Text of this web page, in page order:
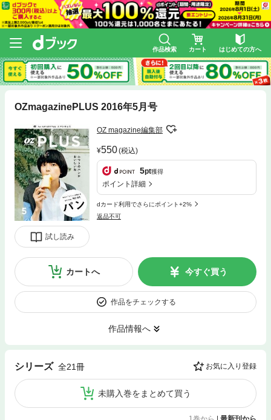
作品検索 カート はじめての方へ
OZmagazinePLUS 2016年5月号
試し読み
OZ magazine編集部
550(税込)
5pt獲得
ポイント詳細
dカード利用でさらにポイント+2%
返品不可
カートへ 今すぐ買う
作品をチェックする
作品情報へ
シリーズ 全21冊 お気に入り登録
未購入巻をまとめて買う